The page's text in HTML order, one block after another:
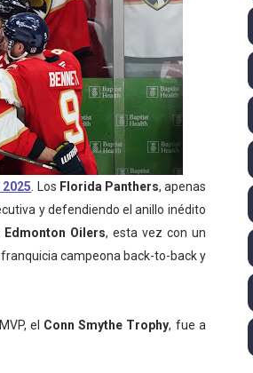
- Rumanía, Alemania y Gran
- Estados Unidos invencibles, ya
Hotch como nuevo TNA
italiana arrasa con 4 oros y 4
su primer título individual en
Talons son bicampeonas de la AUSL
Estados Unidos) - Miquel Travé
en el selecto grupo de los
en Hungría su primera victoria
2025 . Los Florida Panthers, apenas
y defendiendo el anillo inédito
Edmonton Oilers, esta vez con un
franquicia campeona back-to-back y
el Conn Smythe Trophy, fue a